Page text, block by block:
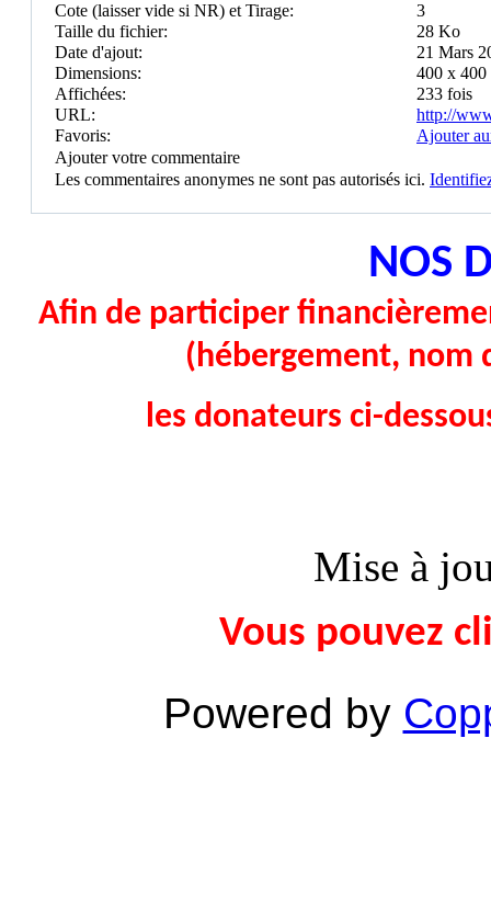
Cote (laisser vide si NR) et Tirage:
3
Taille du fichier:
28 Ko
Date d'ajout:
21 Mars
Dimensions:
400 x 400
Affichées:
233 fois
URL:
http://
Favoris:
Ajouter
Ajouter votre commentaire
Les commentaires anonymes ne sont pas autorisés ici.
NOS
Afin de participer
(hébergement,
les donateurs ci-
Mise à
Vous pouvez
Powered by